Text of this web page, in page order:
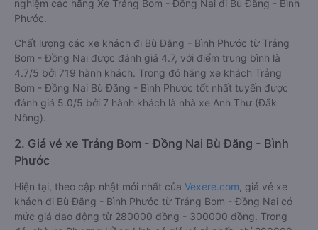
nghiệm các hãng Xe Trảng Bom - Đồng Nai đi Bù Đăng - Bình
Phước.
Chất lượng các xe khách đi Bù Đăng - Bình Phước từ Trảng
Bom - Đồng Nai được đánh giá 4.7, với điểm trung bình là
4.7/5 bởi 719 hành khách. Trong đó hãng xe khách Trảng
Bom - Đồng Nai Bù Đăng - Bình Phước tốt nhất tuyến được
đánh giá 5.0/5 bởi 7 hành khách là nhà xe Anh Thư (Đắk
Nông).
2. Giá vé xe Trảng Bom - Đồng Nai Bù Đăng - Bình
Phước
Hiện tại, theo cập nhật mới nhất của Vexere.com , giá vé xe
khách đi Bù Đăng - Bình Phước từ Trảng Bom - Đồng Nai có
mức giá dao động từ 280000 đồng - 300000 đồng. Trong